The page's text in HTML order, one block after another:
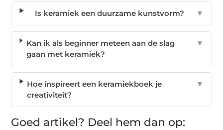
Is keramiek een duurzame kunstvorm? ▼
Kan ik als beginner meteen aan de slag
gaan met keramiek?
▼
Hoe inspireert een keramiekboek je
creativiteit?
▼
Goed artikel? Deel hem dan op: